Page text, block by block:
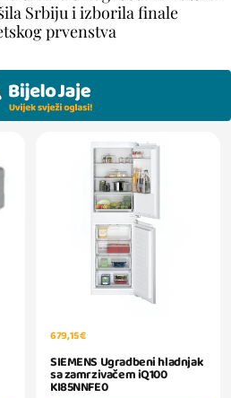
Srbiju i izborila finale
prvenstva
679,15 €
SIEMENS Ugradbeni hladnjak
sa zamrzivačem iQ100
KI85NNFE0